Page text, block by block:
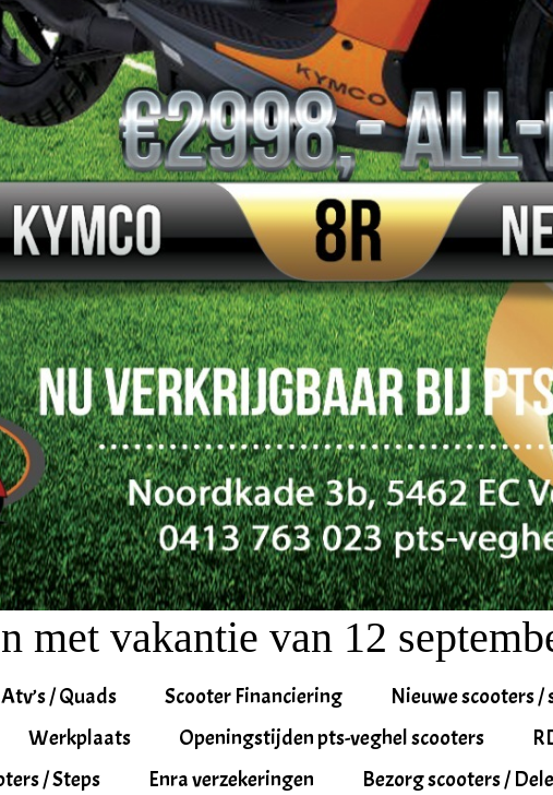
met vakantie van 12
Atv’s / Quads Scooter Financiering Nieuwe scooters /
Werkplaats Openingstijden pts-veghel scooters
/ Steps
Enra verzekeringen Bezorg scooters /